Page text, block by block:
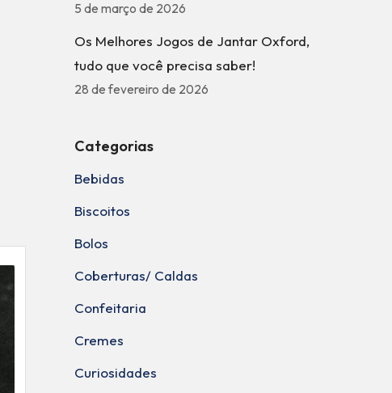
5 de março de 2026
Os Melhores Jogos de Jantar Oxford,
tudo que você precisa saber!
28 de fevereiro de 2026
Categorias
Bebidas
Biscoitos
Bolos
Coberturas/ Caldas
Confeitaria
Cremes
Curiosidades